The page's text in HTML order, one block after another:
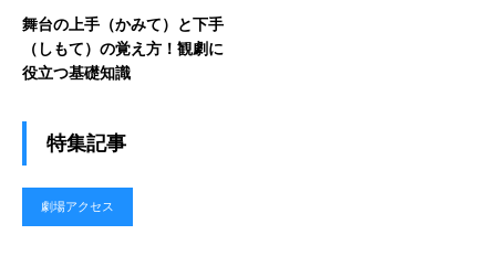
舞台の上手（かみて）と下手
（しもて）の覚え方！観劇に
役立つ基礎知識
特集記事
劇場アクセス